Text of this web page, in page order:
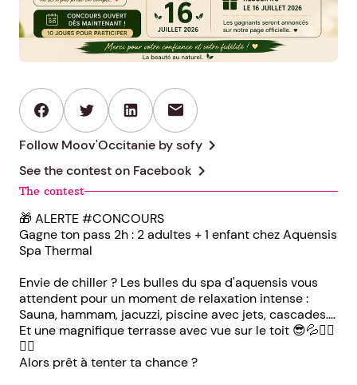
mail
Follow Moov'Occitanie by sofy chevron_right
See the contest on Facebook chevron_right
The contest
🎁 ALERTE #CONCOURS
Gagne ton pass 2h : 2 adultes + 1 enfant chez Aquensis
Spa Thermal
Envie de chiller ? Les bulles du spa d'aquensis vous
attendent pour un moment de relaxation intense :
Sauna, hammam, jacuzzi, piscine avec jets, cascades....
Et une magnifique terrasse avec vue sur le toit 😎💦🧖‍♀️
🧖‍♂️
Alors prêt à tenter ta chance ?